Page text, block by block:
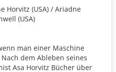
Horvitz (USA) / Ariadne
(USA)
man einer Maschine
dem Ableben seines
Asa Horvitz Bücher über